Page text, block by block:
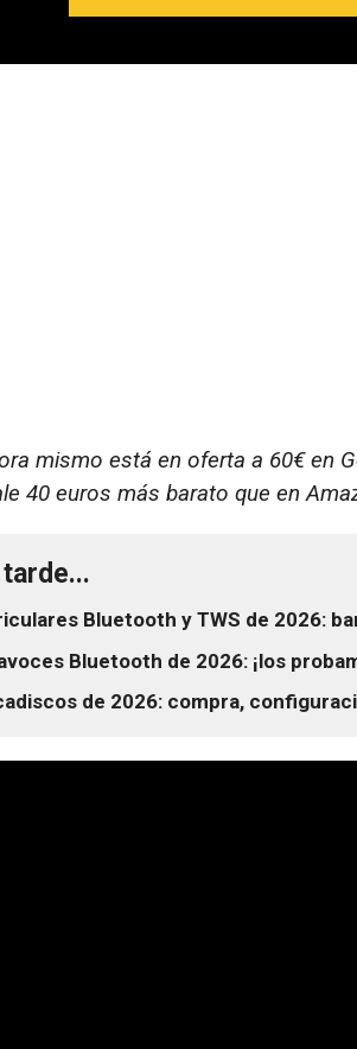
mismo está en oferta a 60€ en
40 euros más barato que en
Bluetooth y TWS de 2026:
Bluetooth de 2026: ¡los
de 2026: compra,